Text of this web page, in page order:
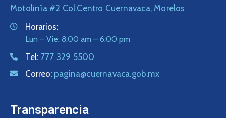
Motolinía #2 Col.Centro Cuernavaca, Morelos
Horarios:
Lun – Vie: 8:00 am – 6:00 pm
Tel: 777 329 5500
Correo: pagina@cuernavaca.gob.mx
Transparencia